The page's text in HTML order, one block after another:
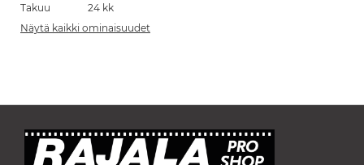
Takuu
24 kk
Näytä kaikki ominaisuudet